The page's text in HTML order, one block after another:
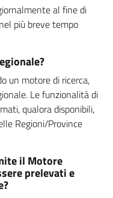
al fine di
più breve tempo
un motore di ricerca,
Le funzionalità di
qualora disponibili,
Regioni/Province
il Motore
prelevati e